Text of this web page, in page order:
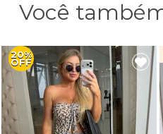
Você
20%
OFF